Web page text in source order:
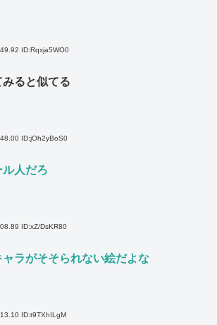
ID:Rqxja5WO0
ると似てる
ID:jOh2yBoS0
人だろ
ID:xZ/DsKR80
ラがそそられない絵だよな
ID:t9TXhILgM